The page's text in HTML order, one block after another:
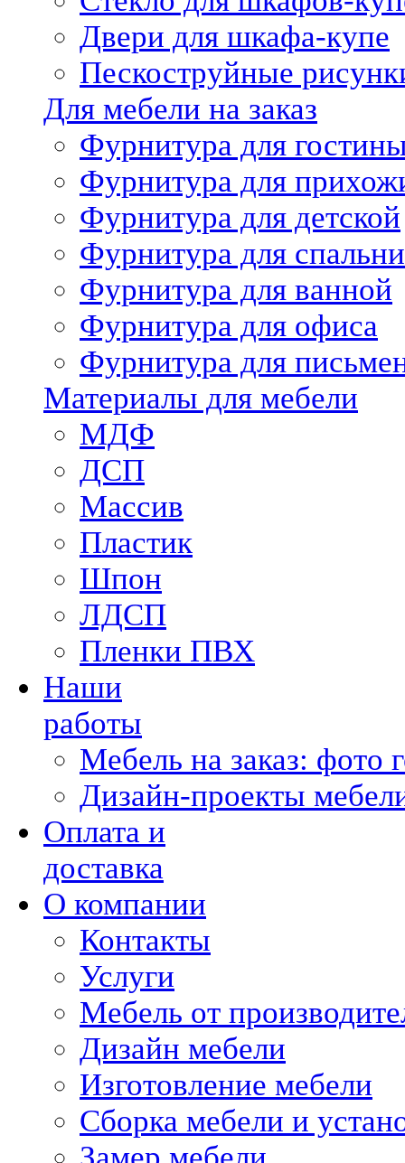
Двери для шкафа-купе
Пескоструйные
Для мебели на заказ
Фурнитура для
Фурнитура для
Фурнитура для детской
Фурнитура для спальни
Фурнитура для ванной
Фурнитура для офиса
Фурнитура для
Материалы для мебели
МДФ
ДСП
Массив
Пластик
Шпон
ЛДСП
Пленки ПВХ
Наши
работы
Мебель на заказ: фото
Дизайн-проекты
Оплата и
доставка
О компании
Контакты
Услуги
Мебель от
Дизайн мебели
Изготовление мебели
Сборка мебели и